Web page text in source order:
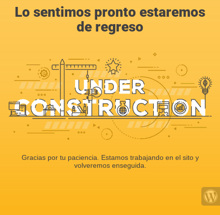
Lo sentimos pronto estaremos
de regreso
Gracias por tu paciencia. Estamos trabajando en el sito y
volveremos enseguida.